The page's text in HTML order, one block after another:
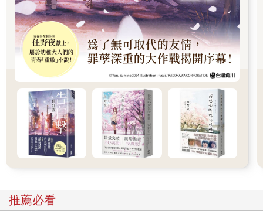
「叔叔，趕快趁熱吃。」
窪山聽了小石的催促，立刻撒了山椒粉，拿起了味噌湯的碗。他
先喝了一口湯，再把海老芋放進嘴裡，咀嚼之後，點了兩、三次
頭。
「軟糯入味，太好吃了。」
窪山左手端著輕巧的飯碗，拿著筷子的手不時猶豫，不知道該先
吃哪一道，但還是接連夾起了小碗裡的菜餚。他把滷得很入味的
五花肉配著白飯，一起放進嘴裡。細細品嘗後，嘴角漾起了笑
容。咬開炸得酥脆的麵衣，吃著裡面的豆腐渣。他咬了一口炸豆
腐丸後，清淡的湯汁流了出來，從他的嘴唇滴落，他立刻用拿著
筷子的手擦了擦下巴。
「要不要再來一碗飯？」小石把圓托盤遞到他面前問。
「好久沒有吃飯這麼香了。」窪山眉開眼笑，把飯碗放在托盤
「吃得習慣嗎？」小石剛走進去， 流就走出廚房， 站在窪山的身
旁問。
推薦必看